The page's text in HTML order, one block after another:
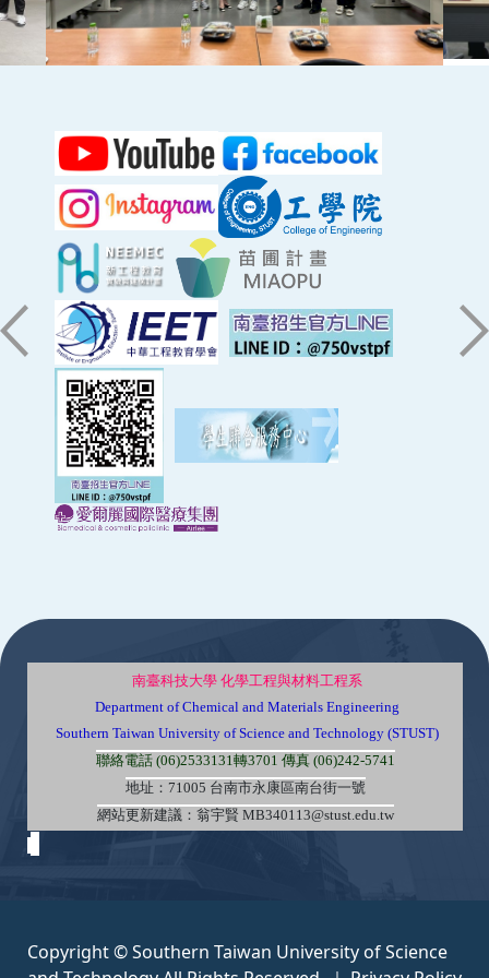
南臺科技大學 化學工程與材料工程系
Department of Chemical and Materials Engineering
Southern Taiwan University of Science and Technology (STUST)
聯絡電話 (06)2533131轉3701 傳真 (06)242-5741
地址：71005 台南市永康區南台街一號
網站更新建議：翁宇賢 MB340113@stust.edu.tw
Copyright © Southern Taiwan University of Science